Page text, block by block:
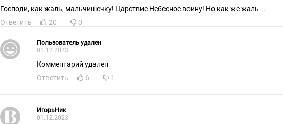
Господи, как жаль, мальчишечку! Царствие Небесное воину! Но как же жаль...
Ответить
20 0
Пользователь удален
01.12.2023
Комментарий удален
Ответить
6 1
ИгорьНик
01.12.2023